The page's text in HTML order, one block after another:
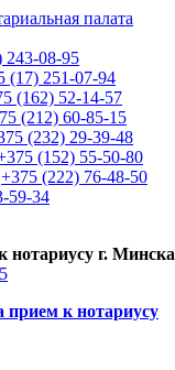
243-08-95
(17) 251-07-94
(162) 52-14-57
(212) 60-85-15
(232) 29-39-48
(152) 55-50-80
+375 (222) 76-48-50
59-34
нотариусу г. Минска
прием к нотариусу